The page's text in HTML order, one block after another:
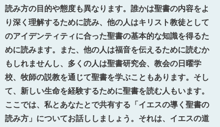
読み方の目的や態度も異なります。誰かは聖書の内容をよ
り深く理解するために読み、他の人はキリスト教徒として
のアイデンティティに合った聖書の基本的な知識を得るた
めに読みます。また、他の人は福音を伝えるために読むか
もしれませんし、多くの人は聖書研究会、教会の日曜学
校、牧師の説教を通じて聖書を学ぶこともあります。そし
て、新しい生命を経験するために聖書を読む人もいます。
ここでは、私とあなたとで共有する「イエスの導く聖書の
読み方」についてお話ししましょう。それは、イエスの道